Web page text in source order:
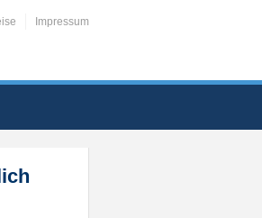
Impressum